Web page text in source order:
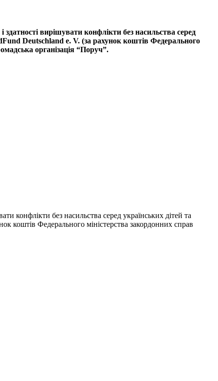
вирішувати конфлікти без насильства серед
Deutschland e. V. (за рахунок коштів Федерального
організація “Поруч”.
конфлікти без насильства серед українських дітей та
коштів Федерального міністерства закордонних справ